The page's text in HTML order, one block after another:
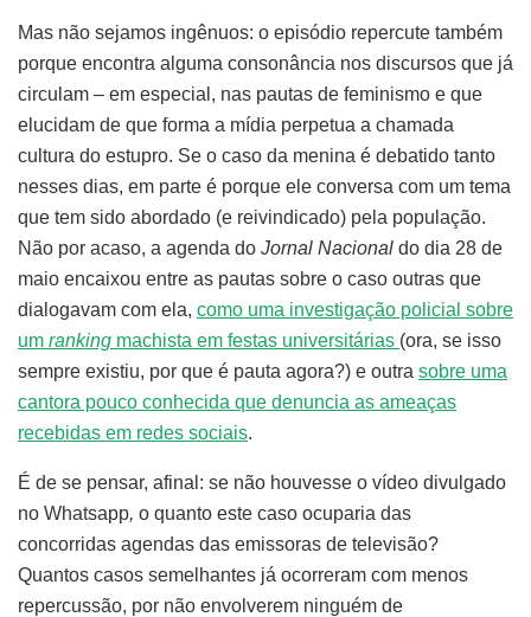
Mas não sejamos ingênuos: o episódio repercute também
porque encontra alguma consonância nos discursos que já
circulam – em especial, nas pautas de feminismo e que
elucidam de que forma a mídia perpetua a chamada
cultura do estupro. Se o caso da menina é debatido tanto
nesses dias, em parte é porque ele conversa com um tema
que tem sido abordado (e reivindicado) pela população.
Não por acaso, a agenda do Jornal Nacional do dia 28 de
maio encaixou entre as pautas sobre o caso outras que
dialogavam com ela, como uma investigação policial sobre
um ranking machista em festas universitárias (ora, se isso
sempre existiu, por que é pauta agora?) e outra sobre uma
cantora pouco conhecida que denuncia as ameaças
recebidas em redes sociais.
É de se pensar, afinal: se não houvesse o vídeo divulgado
no Whatsapp, o quanto este caso ocuparia das
concorridas agendas das emissoras de televisão?
Quantos casos semelhantes já ocorreram com menos
repercussão, por não envolverem ninguém de